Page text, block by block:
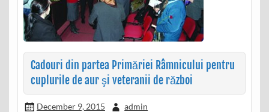
Cadouri din partea Primăriei Râmnicului pentru
cuplurile de aur şi veteranii de război
December 9, 2015 admin